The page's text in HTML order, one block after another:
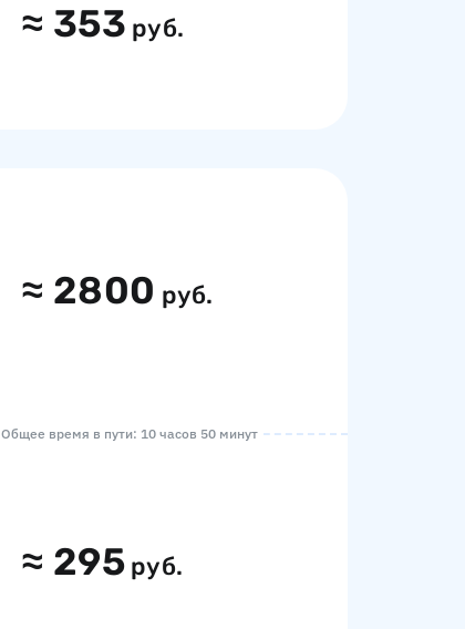
≈ 353 руб.
≈ 2800 руб.
Общее время в пути: 10 часов 50 минут
≈ 295 руб.